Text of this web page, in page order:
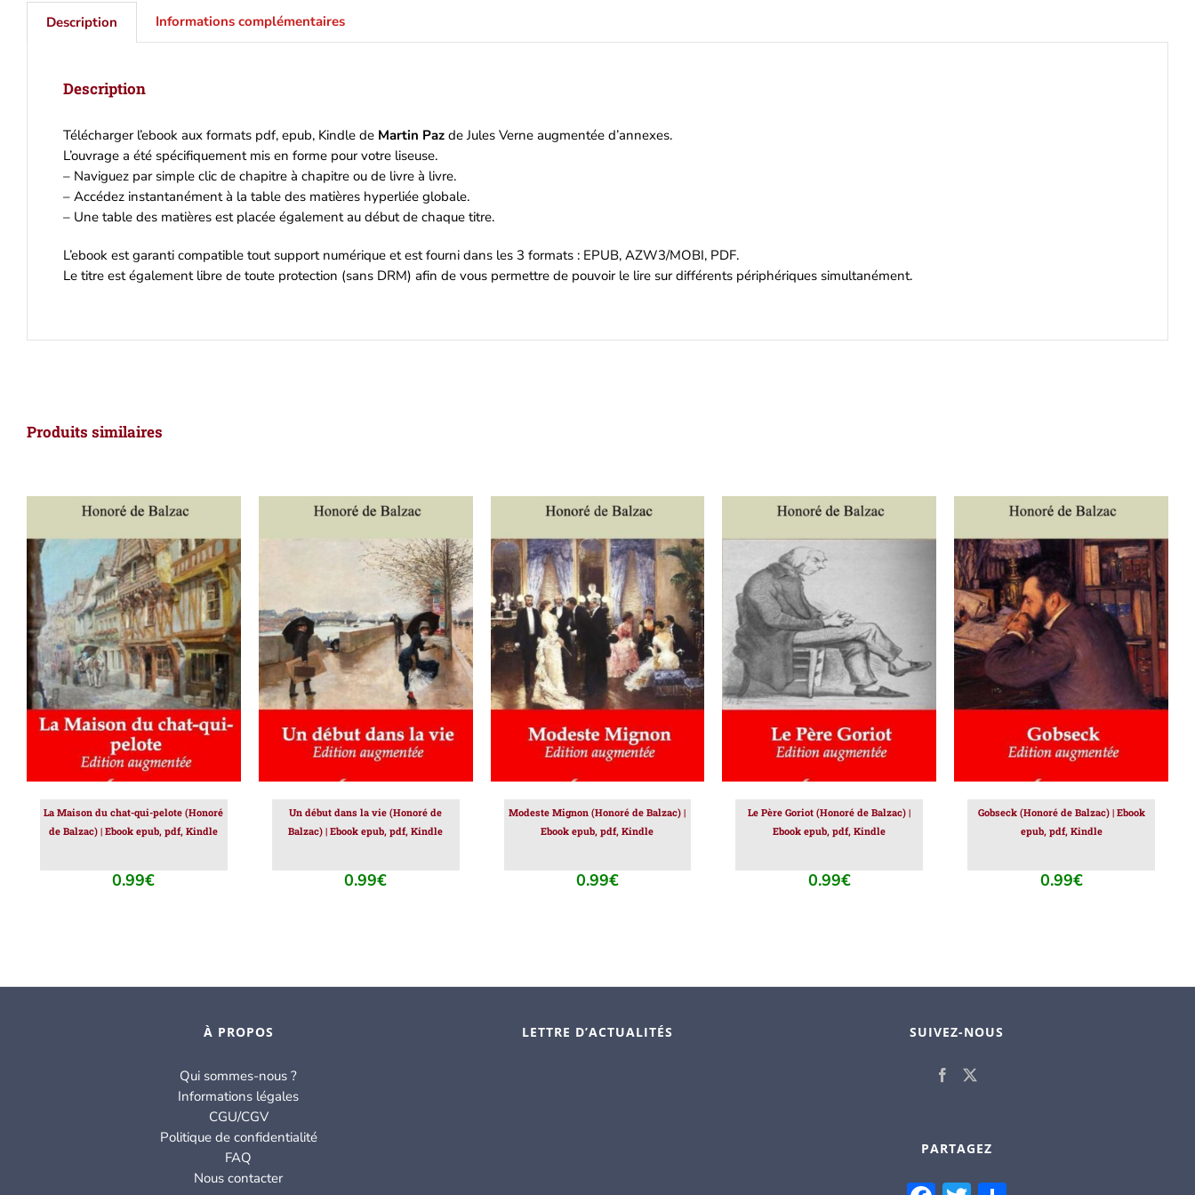
Description Informations complémentaires
Description
Télécharger l’ebook aux formats pdf, epub, Kindle de Martin Paz de Jules Verne augmentée d’annexes.
L’ouvrage a été spécifiquement mis en forme pour votre liseuse.
– Naviguez par simple clic de chapitre à chapitre ou de livre à livre.
– Accédez instantanément à la table des matières hyperliée globale.
– Une table des matières est placée également au début de chaque titre.
L’ebook est garanti compatible tout support numérique et est fourni dans les 3 formats : EPUB, AZW3/MOBI, PDF.
Le titre est également libre de toute protection (sans DRM) afin de vous permettre de pouvoir le lire sur différents périphériques simultanément.
Produits similaires
AJOUTER AU PANIER
/
DÉTAILS
La Maison du chat-qui-pelote (Honoré
de Balzac) | Ebook epub, pdf, Kindle
0.99€
AJOUTER AU PANIER
/
DÉTAILS
Un début dans la vie (Honoré de
Balzac) | Ebook epub, pdf, Kindle
0.99€
AJOUTER AU PANIER
/
DÉTAILS
Modeste Mignon (Honoré de Balzac) |
Ebook epub, pdf, Kindle
0.99€
AJOUTER AU PANIER
DÉTAILS
Le Père Goriot (Honoré de Balzac) |
Ebook epub, pdf, Kindle
0.99€
AJOUTER AU PANIER
/
DÉTAILS
Gobseck (Honoré de Balzac) | Ebook
epub, pdf, Kindle
0.99€
À PROPOS
Qui sommes-nous ?
Informations légales
CGU/CGV
Politique de confidentialité
FAQ
Nous contacter
LETTRE D’ACTUALITÉS SUIVEZ-NOUS
PARTAGEZ